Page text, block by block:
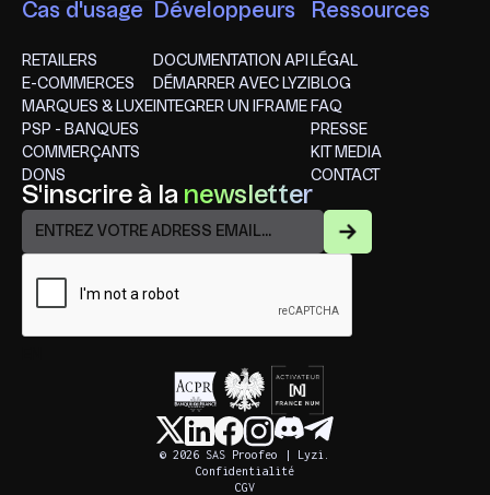
Cas d'usage
RETAILERS
E-COMMERCES
MARQUES & LUXE
PSP - BANQUES
COMMERÇANTS
DONS
Développeurs
DOCUMENTATION API
DÉMARRER AVEC LYZI
INTEGRER UN IFRAME
Ressources
LÉGAL
BLOG
FAQ
PRESSE
KIT MEDIA
CONTACT
S'inscrire à la newsletter
© 2026 SAS Proofeo | Lyzi.
Confidentialité
CGV